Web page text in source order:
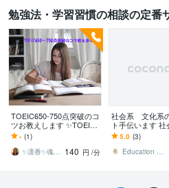
勉強法・学習習慣の相談の定番
TOEIC650-750点突破のコ
ツお教えします ✨TOEIC
学習の遠回りを減らすス
コアUPの近道伝授します
✨
- (1)
✨凛香✨魂に寄り添う癒しボイス届けます✨ 140 円 /分
社会系 文化系
ト手伝います 社
科目に関する事
何でも相談に乗
5.0 (3)
Education LABORATORY